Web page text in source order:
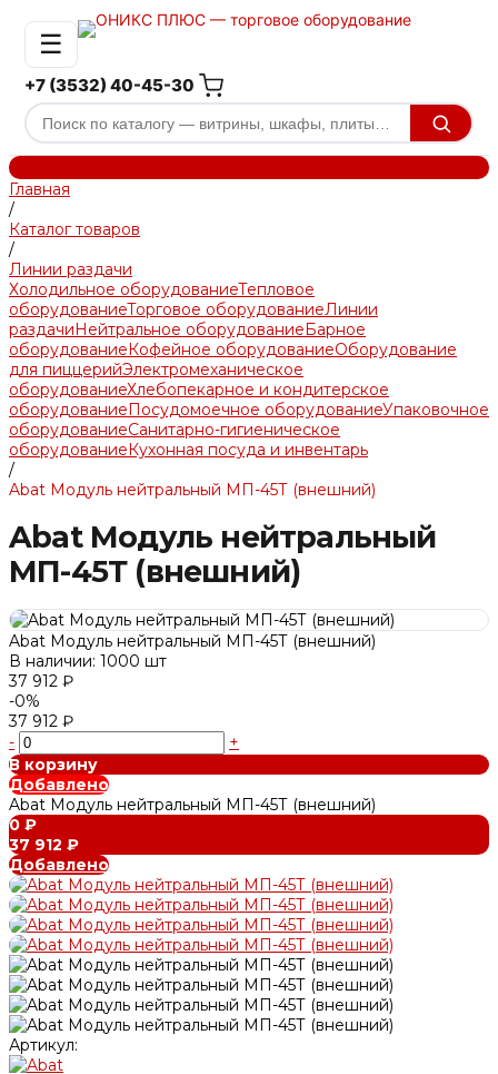
☰
+7 (3532) 40-45-30
Главная
/
Каталог товаров
/
Линии раздачи
Холодильное оборудованиеТепловое
оборудованиеТорговое оборудованиеЛинии
раздачиНейтральное оборудованиеБарное
оборудованиеКофейное оборудованиеОборудование
для пиццерийЭлектромеханическое
оборудованиеХлебопекарное и кондитерское
оборудованиеПосудомоечное оборудованиеУпаковочное
оборудованиеСанитарно-гигиеническое
оборудованиеКухонная посуда и инвентарь
/
Abat Модуль нейтральный МП-45Т (внешний)
Abat Модуль нейтральный
МП-45Т (внешний)
Abat Модуль нейтральный МП-45Т (внешний)
В наличии: 1000 шт
37 912 ₽
-0%
37 912 ₽
-
+
В корзину
Добавлено
Abat Модуль нейтральный МП-45Т (внешний)
0 ₽
37 912 ₽
Добавлено
Артикул: